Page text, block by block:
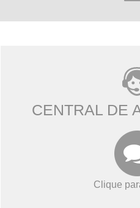
CENTRAL DE
Clique